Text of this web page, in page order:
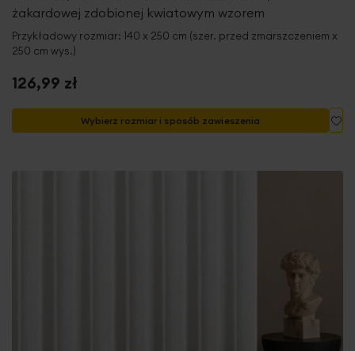
żakardowej zdobionej kwiatowym wzorem
Przykładowy rozmiar: 140 x 250 cm (szer. przed zmarszczeniem x
250 cm wys.)
126,99 zł
Wybierz rozmiar i sposób zawieszenia